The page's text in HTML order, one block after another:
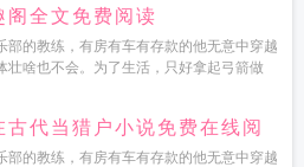
阁全文免费阅读
部的教练，有房有车有存款的他无意中穿越
壮啥也不会。为了生活，只好拿起弓箭做
古代当猎户小说免费在线阅
部的教练，有房有车有存款的他无意中穿越